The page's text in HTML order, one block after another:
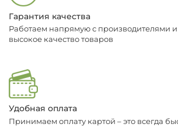
Гарантия качества
Работаем напрямую с производителями
высокое качество товаров
Удобная оплата
Принимаем оплату картой – это всегда